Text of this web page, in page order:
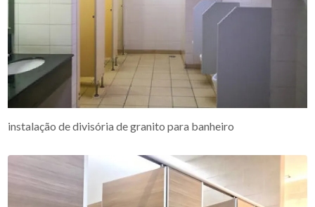
instalação de divisória de granito para banheiro